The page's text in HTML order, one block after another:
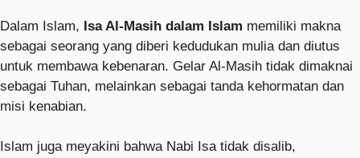
Dalam Islam, Isa Al-Masih dalam Islam memiliki makna
sebagai seorang yang diberi kedudukan mulia dan diutus
untuk membawa kebenaran. Gelar Al-Masih tidak dimaknai
sebagai Tuhan, melainkan sebagai tanda kehormatan dan
misi kenabian.
Islam juga meyakini bahwa Nabi Isa tidak disalib,